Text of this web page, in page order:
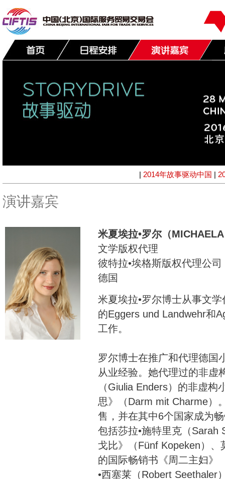
| 2014年故事驱动中国 |
演讲嘉宾
米夏埃拉•罗尔（
文学版权代理
彼特拉•埃格斯版权代理公司
德国
米夏埃拉•罗尔博士从事文
的Eggers und Landwehr和
工作。
罗尔博士在推广和代理德国
从业经验。她代理过的非虚
（Giulia Enders）的非虚
思》（Darm mit Charme）
售，并在其中6个国家成为
包括莎拉•施特里克（Sarah
戈比》（Fünf Kopeken）、
的国际畅销书《周二主妇》
•西塞莱（Robert Seethaler